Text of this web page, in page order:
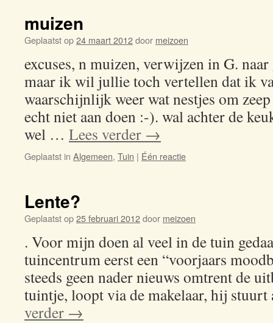
muizen
Geplaatst op24 maart 2012door meizoen
excuses, n muizen, verwijzen in G. naar
maar ik wil jullie toch vertellen dat ik
waarschijnlijk weer wat nestjes om
echt niet aan doen :-). wal achter de
wel … Lees verder →
Geplaatst in Algemeen, Tuin | Één reactie
Lente?
Geplaatst op25 februari 2012door meizoen
. Voor mijn doen al veel in de tuin
tuincentrum eerst een “voorjaars
steeds geen nader nieuws omtrent de
tuintje, loopt via de makelaar, hij
verder →